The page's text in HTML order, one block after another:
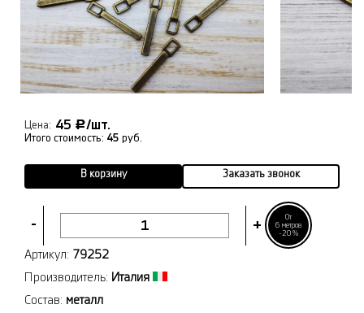
- +
От
6 метров
-20%
Цена: 45 Р/шт.
Итого стоимость: 45 руб.
В корзину Заказать звонок
Артикул: 79252
Производитель: Италия
Состав: металл